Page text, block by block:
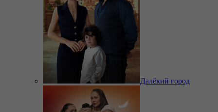
Далёкий город